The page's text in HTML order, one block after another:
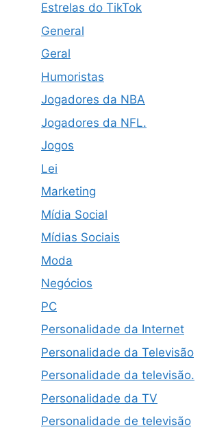
Estrelas do TikTok
General
Geral
Humoristas
Jogadores da NBA
Jogadores da NFL.
Jogos
Lei
Marketing
Mídia Social
Mídias Sociais
Moda
Negócios
PC
Personalidade da Internet
Personalidade da Televisão
Personalidade da televisão.
Personalidade da TV
Personalidade de televisão